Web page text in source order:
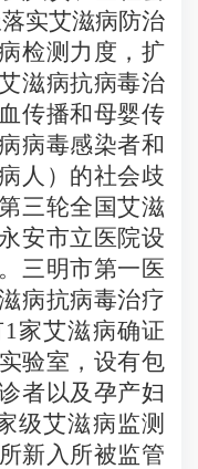
实艾滋病防治
检测力度，扩
滋病抗病毒治
传播和母婴传
病毒感染者和
人）的社会歧
三轮全国艾滋
安市立医院设
三明市第一医
病抗病毒治疗
1 家艾滋病确证
验室，设有包
者以及孕产妇
级艾滋病监测
新入所被监管